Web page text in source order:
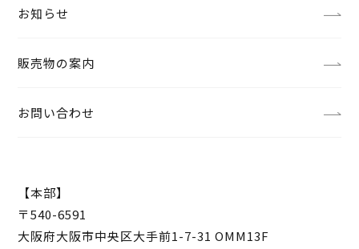
お知らせ
販売物の案内
お問い合わせ
【本部】
〒540-6591
大阪府大阪市中央区大手前1-7-31 OMM13F